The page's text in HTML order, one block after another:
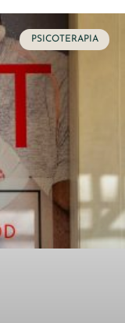
PSICOTERAPIA